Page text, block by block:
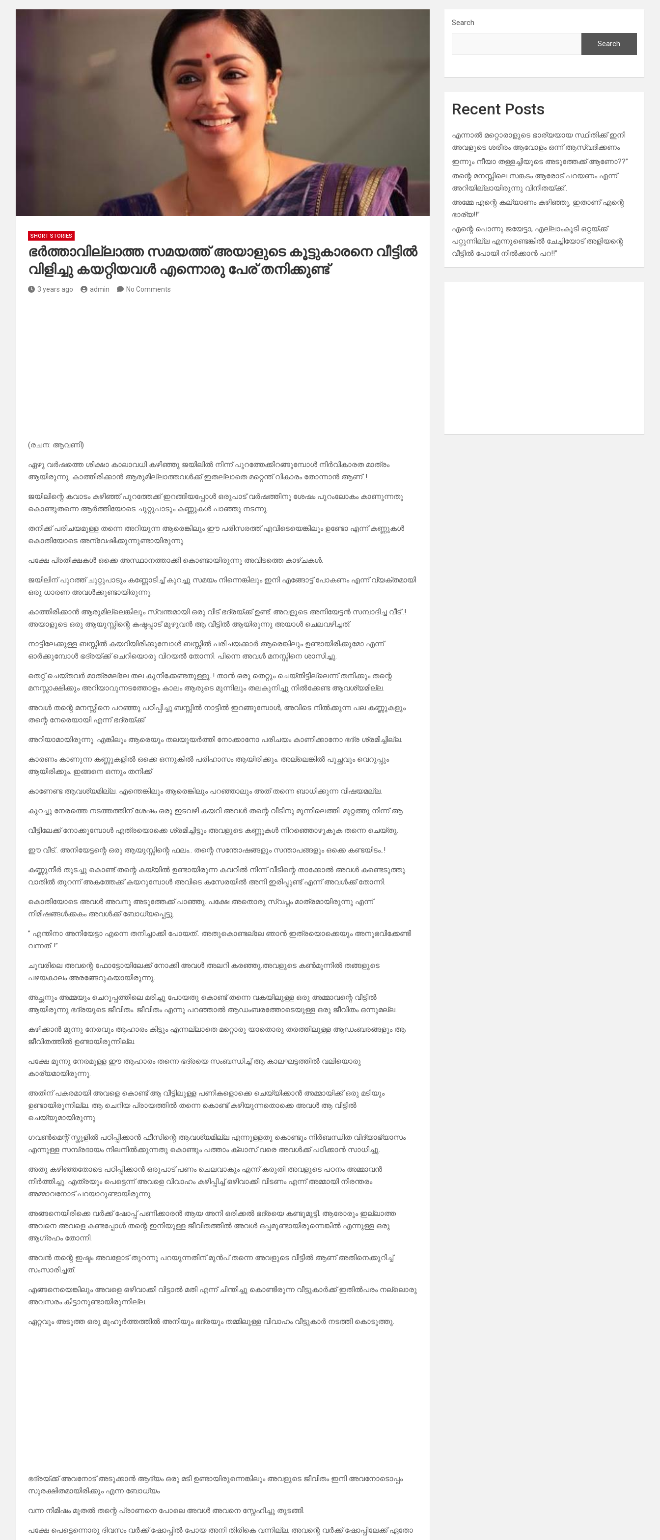
SHORT STORIES
ഭർത്താവില്ലാത്ത സമയത്ത് അയാളുടെ കൂട്ടുകാരനെ വീട്ടിൽ
വിളിച്ചു കയറ്റിയവൾ എന്നൊരു പേര് തനിക്കുണ്ട്
3 years ago admin No Comments
(രചന: ആവണി)
ഏഴു വർഷത്തെ ശിക്ഷാ കാലാവധി കഴിഞ്ഞു ജയിലിൽ നിന്ന് പുറത്തേക്കിറങ്ങുമ്പോൾ നിർവികാരത മാത്രം
ആയിരുന്നു. കാത്തിരിക്കാൻ ആരുമില്ലാത്തവൾക്ക് ഇതല്ലാതെ മറ്റെന്ത് വികാരം തോന്നാൻ ആണ്..!
ജയിലിന്റെ കവാടം കഴിഞ്ഞ് പുറത്തേക്ക് ഇറങ്ങിയപ്പോൾ ഒരുപാട് വർഷത്തിനു ശേഷം പുറംലോകം കാണുന്നതു
കൊണ്ടുതന്നെ ആർത്തിയോടെ ചുറ്റുപാടും കണ്ണുകൾ പാഞ്ഞു നടന്നു.
തനിക്ക് പരിചയമുള്ള തന്നെ അറിയുന്ന ആരെങ്കിലും ഈ പരിസരത്ത് എവിടെയെങ്കിലും ഉണ്ടോ എന്ന് കണ്ണുകൾ
കൊതിയോടെ അന്വേഷിക്കുന്നുണ്ടായിരുന്നു.
പക്ഷേ പ്രതീക്ഷകൾ ഒക്കെ അസ്ഥാനത്താക്കി കൊണ്ടായിരുന്നു അവിടത്തെ കാഴ്ചകൾ.
ജയിലിന് പുറത്ത് ചുറ്റുപാടും കണ്ണോടിച്ച് കുറച്ചു സമയം നിന്നെങ്കിലും ഇനി എങ്ങോട്ട് പോകണം എന്ന് വ്യക്തമായി
ഒരു ധാരണ അവൾക്കുണ്ടായിരുന്നു.
കാത്തിരിക്കാൻ ആരുമില്ലെങ്കിലും സ്വന്തമായി ഒരു വീട് ഭദ്രയ്ക്ക് ഉണ്ട്. അവളുടെ അനിയേട്ടൻ സമ്പാദിച്ച വീട്..!
അയാളുടെ ഒരു ആയുസ്സിന്റെ കഷ്ടപ്പാട് മുഴുവൻ ആ വീട്ടിൽ ആയിരുന്നു അയാൾ ചെലവഴിച്ചത്.
നാട്ടിലേക്കുള്ള ബസ്സിൽ കയറിയിരിക്കുമ്പോൾ ബസ്സിൽ പരിചയക്കാർ ആരെങ്കിലും ഉണ്ടായിരിക്കുമോ എന്ന്
ഓർക്കുമ്പോൾ ഭദ്രയ്ക്ക് ചെറിയൊരു വിറയൽ തോന്നി. പിന്നെ അവൾ മനസ്സിനെ ശാസിച്ചു.
തെറ്റ് ചെയ്തവർ മാത്രമല്ലേ തല കുനിക്കേണ്ടതുള്ളൂ..! താൻ ഒരു തെറ്റും ചെയ്തിട്ടില്ലെന്ന് തനിക്കും തന്റെ
മനസ്സാക്ഷിക്കും അറിയാവുന്നടത്തോളം കാലം ആരുടെ മുന്നിലും തലകുനിച്ചു നിൽക്കേണ്ട ആവശ്യമില്ല.
അവൾ തന്റെ മനസ്സിനെ പറഞ്ഞു പഠിപ്പിച്ചു.ബസ്സിൽ നാട്ടിൽ ഇറങ്ങുമ്പോൾ, അവിടെ നിൽക്കുന്ന പല കണ്ണുകളും
തന്റെ നേരെയായി എന്ന് ഭദ്രയ്ക്ക്
അറിയാമായിരുന്നു. എങ്കിലും ആരെയും തലയുയർത്തി നോക്കാനോ പരിചയം കാണിക്കാനോ ഭദ്ര ശ്രമിച്ചില്ല.
കാരണം കാണുന്ന കണ്ണുകളിൽ ഒക്കെ ഒന്നുകിൽ പരിഹാസം ആയിരിക്കും. അല്ലെങ്കിൽ പുച്ഛവും വെറുപ്പും
ആയിരിക്കും. ഇങ്ങനെ ഒന്നും തനിക്ക്
കാണേണ്ട ആവശ്യമില്ല. എന്തെങ്കിലും ആരെങ്കിലും പറഞ്ഞാലും അത് തന്നെ ബാധിക്കുന്ന വിഷയമല്ല.
കുറച്ചു നേരത്തെ നടത്തത്തിന് ശേഷം ഒരു ഇടവഴി കയറി അവൾ തന്റെ വീടിനു മുന്നിലെത്തി. മുറ്റത്തു നിന്ന് ആ
വീട്ടിലേക്ക് നോക്കുമ്പോൾ എത്രയൊക്കെ ശ്രമിച്ചിട്ടും അവളുടെ കണ്ണുകൾ നിറഞ്ഞൊഴുകുക തന്നെ ചെയ്തു.
ഈ വീട്.. അനിയേട്ടന്റെ ഒരു ആയുസ്സിന്റെ ഫലം.. തന്റെ സന്തോഷങ്ങളും സന്താപങ്ങളും ഒക്കെ കണ്ടയിടം..!
കണ്ണുനീർ തുടച്ചു കൊണ്ട് തന്റെ കയ്യിൽ ഉണ്ടായിരുന്ന കവറിൽ നിന്ന് വീടിന്റെ താക്കോൽ അവൾ കണ്ടെടുത്തു.
വാതിൽ തുറന്ന് അകത്തേക്ക് കയറുമ്പോൾ അവിടെ കസേരയിൽ അനി ഇരിപ്പുണ്ട് എന്ന് അവൾക്ക് തോന്നി.
കൊതിയോടെ അവൾ അവനു അടുത്തേക്ക് പാഞ്ഞു. പക്ഷേ അതൊരു സ്വപ്നം മാത്രമായിരുന്നു എന്ന്
നിമിഷങ്ങൾക്കകം അവൾക്ക് ബോധ്യപ്പെട്ടു.
” എന്തിനാ അനിയേട്ടാ എന്നെ തനിച്ചാക്കി പോയത്.. അതുകൊണ്ടല്ലേ ഞാൻ ഇത്രയൊക്കെയും അനുഭവിക്കേണ്ടി
വന്നത്..!”
ചുവരിലെ അവന്റെ ഫോട്ടോയിലേക്ക് നോക്കി അവൾ അലറി കരഞ്ഞു.അവളുടെ കൺമുന്നിൽ തങ്ങളുടെ
പഴയകാലം അരങ്ങേറുകയായിരുന്നു.
അച്ഛനും അമ്മയും ചെറുപ്പത്തിലെ മരിച്ചു പോയതു കൊണ്ട് തന്നെ വകയിലുള്ള ഒരു അമ്മാവന്റെ വീട്ടിൽ
ആയിരുന്നു ഭദ്രയുടെ ജീവിതം. ജീവിതം എന്നു പറഞ്ഞാൽ ആഡംബരത്തോടെയുള്ള ഒരു ജീവിതം ഒന്നുമല്ല.
കഴിക്കാൻ മൂന്നു നേരവും ആഹാരം കിട്ടും എന്നല്ലാതെ മറ്റൊരു യാതൊരു തരത്തിലുള്ള ആഡംബരങ്ങളും ആ
ജീവിതത്തിൽ ഉണ്ടായിരുന്നില്ല.
പക്ഷേ മൂന്നു നേരമുള്ള ഈ ആഹാരം തന്നെ ഭദ്രയെ സംബന്ധിച്ച് ആ കാലഘട്ടത്തിൽ വലിയൊരു
കാര്യമായിരുന്നു.
അതിന് പകരമായി അവളെ കൊണ്ട് ആ വീട്ടിലുള്ള പണികളൊക്കെ ചെയ്യിക്കാൻ അമ്മായിക്ക് ഒരു മടിയും
ഉണ്ടായിരുന്നില്ല. ആ ചെറിയ പ്രായത്തിൽ തന്നെ കൊണ്ട് കഴിയുന്നതൊക്കെ അവൾ ആ വീട്ടിൽ
ചെയ്യുമായിരുന്നു.
ഗവൺമെന്റ് സ്കൂളിൽ പഠിപ്പിക്കാൻ ഫീസിന്റെ ആവശ്യമില്ല എന്നുള്ളതു കൊണ്ടും നിർബന്ധിത വിദ്യാഭ്യാസം
എന്നുള്ള സമ്പ്രദായം നിലനിൽക്കുന്നതു കൊണ്ടും പത്താം ക്ലാസ് വരെ അവൾക്ക് പഠിക്കാൻ സാധിച്ചു.
അതു കഴിഞ്ഞതോടെ പഠിപ്പിക്കാൻ ഒരുപാട് പണം ചെലവാകും എന്ന് കരുതി അവളുടെ പഠനം അമ്മാവൻ
നിർത്തിച്ചു. എത്രയും പെട്ടെന്ന് അവളെ വിവാഹം കഴിപ്പിച്ച് ഒഴിവാക്കി വിടണം എന്ന് അമ്മായി നിരന്തരം
അമ്മാവനോട് പറയാറുണ്ടായിരുന്നു.
അങ്ങനെയിരിക്കെ വർക്ക് ഷോപ്പ് പണിക്കാരൻ ആയ അനി ഒരിക്കൽ ഭദ്രയെ കണ്ടുമുട്ടി. ആരോരും ഇല്ലാത്ത
അവനെ അവളെ കണ്ടപ്പോൾ തന്റെ ഇനിയുള്ള ജീവിതത്തിൽ അവൾ ഒപ്പമുണ്ടായിരുന്നെങ്കിൽ എന്നുള്ള ഒരു
ആഗ്രഹം തോന്നി.
അവൻ തന്റെ ഇഷ്ടം അവളോട് തുറന്നു പറയുന്നതിന് മുൻപ് തന്നെ അവളുടെ വീട്ടിൽ ആണ് അതിനെക്കുറിച്ച്
സംസാരിച്ചത്.
എങ്ങനെയെങ്കിലും അവളെ ഒഴിവാക്കി വിട്ടാൽ മതി എന്ന് ചിന്തിച്ചു കൊണ്ടിരുന്ന വീട്ടുകാർക്ക് ഇതിൽപരം നല്ലൊരു
അവസരം കിട്ടാനുണ്ടായിരുന്നില്ല.
ഏറ്റവും അടുത്ത ഒരു മുഹൂർത്തത്തിൽ അനിയും ഭദ്രയും തമ്മിലുള്ള വിവാഹം വീട്ടുകാർ നടത്തി കൊടുത്തു.
ഭദ്രയ്ക്ക് അവനോട് അടുക്കാൻ ആദ്യം ഒരു മടി ഉണ്ടായിരുന്നെങ്കിലും അവളുടെ ജീവിതം ഇനി അവനോടൊപ്പം
സുരക്ഷിതമായിരിക്കും എന്ന ബോധ്യം
വന്ന നിമിഷം മുതൽ തന്റെ പ്രാണനെ പോലെ അവൾ അവനെ സ്നേഹിച്ചു തുടങ്ങി.
പക്ഷേ പെട്ടെന്നൊരു ദിവസം വർക്ക് ഷോപ്പിൽ പോയ അനി തിരികെ വന്നില്ല. അവന്റെ വർക്ക് ഷോപ്പിലേക്ക് ഏതോ
Search
Search
Recent Posts
എന്നാൽ മറ്റൊരാളുടെ ഭാര്യയായ സ്ഥിതിക്ക് ഇനി
അവളുടെ ശരീരം ആവോളം ഒന്ന് ആസ്വദിക്കണം
ഇന്നും നീയാ തള്ളച്ചിയുടെ അടുത്തേക്ക് ആണോ??”
തന്റെ മനസ്സിലെ സങ്കടം ആരോട് പറയണം എന്ന്
അറിയില്ലായിരുന്നു വിനീതയ്ക്ക്..
അമ്മേ എന്റെ കല്യാണം കഴിഞ്ഞു, ഇതാണ് എന്റെ
ഭാര്യ!!”
എന്റെ പൊന്നു ജയേട്ടാ, എല്ലാംകൂടി ഒറ്റയ്ക്ക്
പറ്റുന്നില്ല എന്നുണ്ടെങ്കിൽ ചേച്ചിയോട് അളിയന്റെ
വീട്ടിൽ പോയി നിൽക്കാൻ പറ!!”